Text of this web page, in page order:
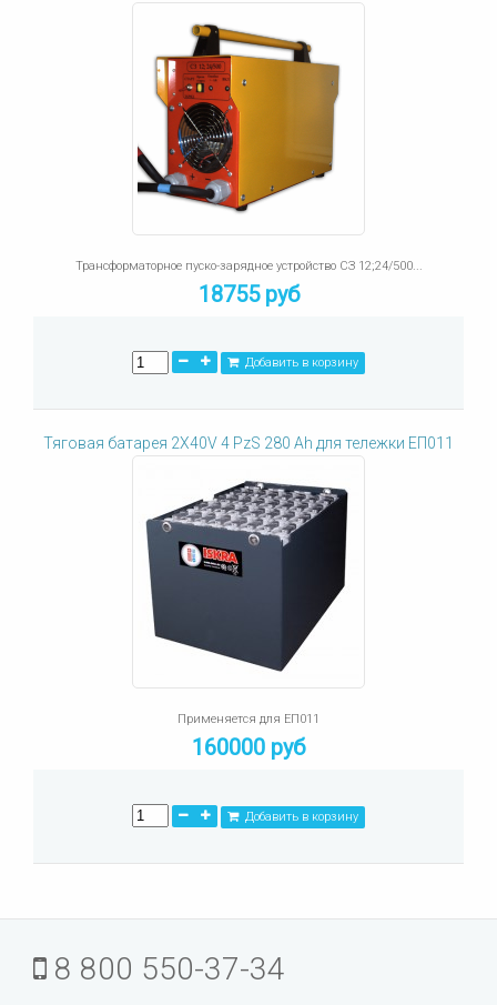
Трансформаторное пуско-зарядное устройство СЗ 12;24/500...
18755 руб
Добавить в корзину
Тяговая батарея 2X40V 4 PzS 280 Ah для тележки ЕП011
Применяется для ЕП011
160000 руб
Добавить в корзину
8 800 550-37-34